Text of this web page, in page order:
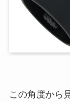
この角度から